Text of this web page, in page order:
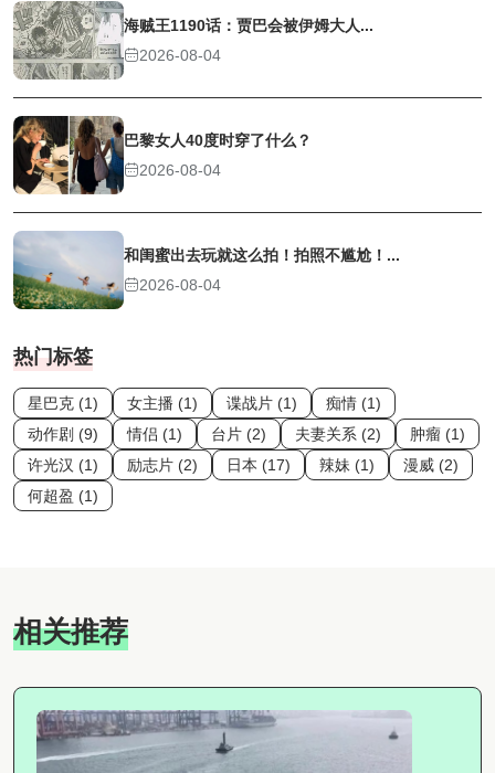
海贼王1190话：贾巴会被伊姆大人...
2026-08-04
巴黎女人40度时穿了什么？
2026-08-04
和闺蜜出去玩就这么拍！拍照不尴尬！...
2026-08-04
热门标签
星巴克 (1) 女主播 (1) 谍战片 (1)
痴情 (1)
动作剧 (9)
情侣 (1) 台片 (2) 夫妻关系 (2)
肿瘤 (1)
许光汉 (1)
励志片 (2) 日本 (17) 辣妹 (1)
漫威 (2)
何超盈 (1)
相关推荐